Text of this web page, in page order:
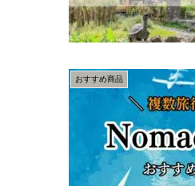
おすすめ商品